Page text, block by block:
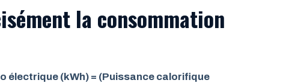
la consommation
électrique (kWh) = (Puissance calorifique